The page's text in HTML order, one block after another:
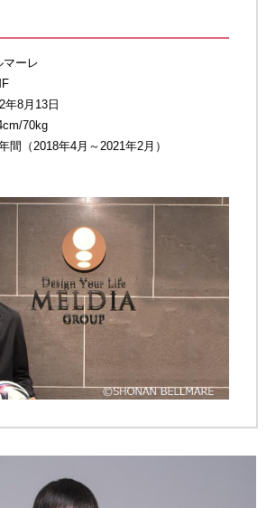
マーレ
年8月13日
70kg
間（2018年4月～2021年2月）